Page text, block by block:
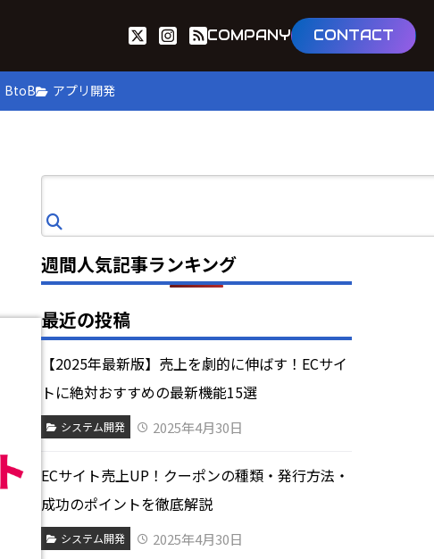
COMPANY CONTACT
BtoB アプリ開発
索
週間人気記事ランキング
最近の投稿
【2025年最新版】売上を劇的に伸ばす！ECサイ
トに絶対おすすめの最新機能15選
システム開発 2025年4月30日
ECサイト売上UP！クーポンの種類・発行方法・
成功のポイントを徹底解説
システム開発 2025年4月30日